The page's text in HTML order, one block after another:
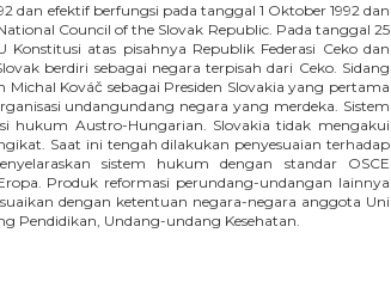
dan efektif berfungsi pada tanggal 1 Oktober 1992 dan
Council of the Slovak Republic. Pada tanggal 25
Konstitusi atas pisahnya Republik Federasi Ceko dan
berdiri sebagai negara terpisah dari Ceko. Sidang
Michal Kováč sebagai Presiden Slovakia yang pertama
undangundang negara yang merdeka. Sistem
hukum Austro-Hungarian. Slovakia tidak mengakui
Saat ini tengah dilakukan penyesuaian terhadap
sistem hukum dengan standar OSCE
Produk reformasi perundang-undangan lainnya
dengan ketentuan negara-negara anggota Uni
Pendidikan, Undang-undang Kesehatan.